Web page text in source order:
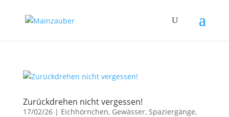
Zurückdrehen nicht vergessen!
17/02/26| Eichhörnchen, Gewässer, Spaziergänge,